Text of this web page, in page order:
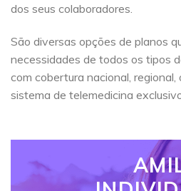
dos seus colaboradores.
São diversas opções de planos
necessidades de todos os tipos
com cobertura nacional,
sistema de telemedicina